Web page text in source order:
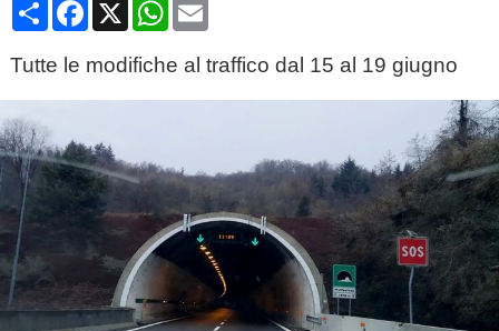
CondividiFacebook
X WhatsApp
Email
Tutte le modifiche al traffico dal 15 al 19 giugno